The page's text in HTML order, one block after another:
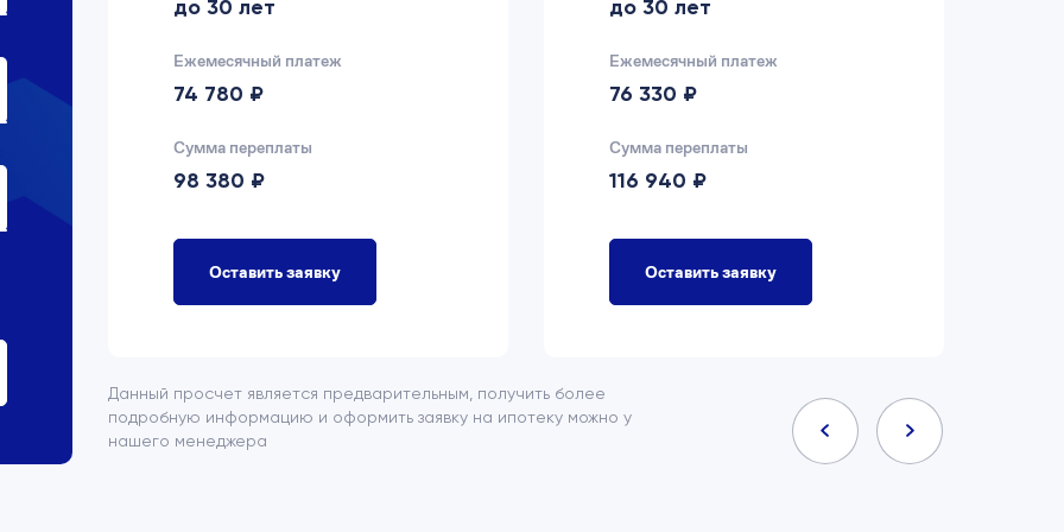
до 30 лет
Ежемесячный платеж
74 780 ₽
Сумма переплаты
98 380 ₽
Оставить заявку
до 30 лет
Ежемесячный платеж
76 330 ₽
Сумма переплаты
116 940 ₽
Оставить заявку
Данный просчет является предварительным, получить более
подробную информацию и оформить заявку на ипотеку можно у
нашего менеджера